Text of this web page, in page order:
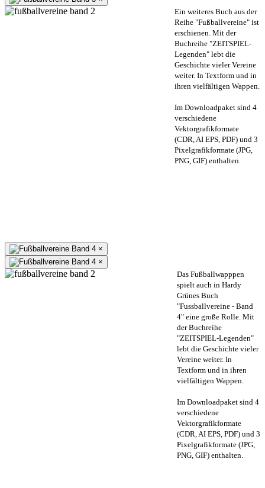
Ein weiteres Buch aus der
Reihe "Fußballvereine" ist
erschienen. Mit der
Buchreihe "ZEITSPIEL-
Legenden" lebt die
Geschichte vieler Vereine
weiter. In Textform und in
ihren vielfältigen Wappen.
Im Downloadpaket sind 4
verschiedene
Vektorgrafikformate
(CDR, AI EPS, PDF) und 3
Pixelgrafikformate (JPG,
PNG, GIF) enthalten.
×
×
Das Fußballwapppen
spielt auch in Hardy
Grünes Buch
"Fussballvereine - Band
4" eine große Rolle. Mit
der Buchreihe
"ZEITSPIEL-Legenden"
lebt die Geschichte vieler
Vereine weiter. In
Textform und in ihren
vielfältigen Wappen.
Im Downloadpaket sind 4
verschiedene
Vektorgrafikformate
(CDR, AI EPS, PDF) und 3
Pixelgrafikformate (JPG,
PNG, GIF) enthalten.